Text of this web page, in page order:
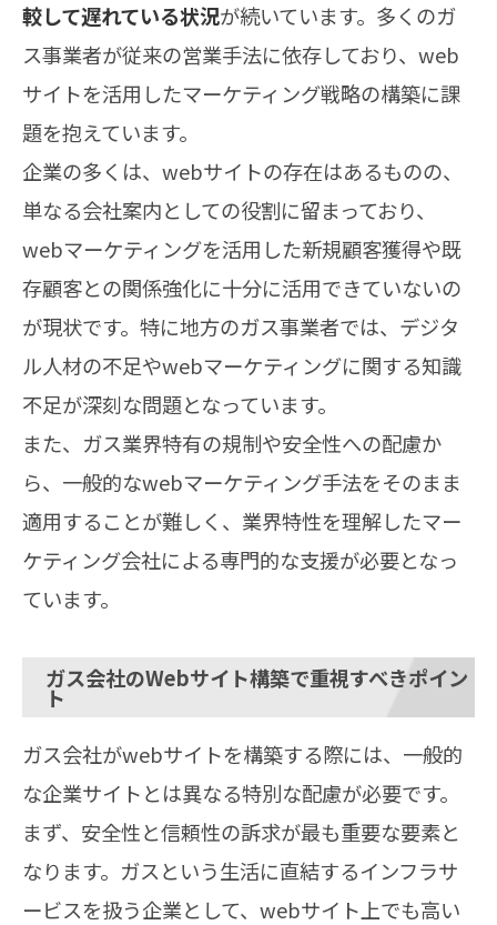
較して遅れている状況が続いています。多くのガ
ス事業者が従来の営業手法に依存しており、web
サイトを活用したマーケティング戦略の構築に課
題を抱えています。
企業の多くは、webサイトの存在はあるものの、
単なる会社案内としての役割に留まっており、
webマーケティングを活用した新規顧客獲得や既
存顧客との関係強化に十分に活用できていないの
が現状です。特に地方のガス事業者では、デジタ
ル人材の不足やwebマーケティングに関する知識
不足が深刻な問題となっています。
また、ガス業界特有の規制や安全性への配慮か
ら、一般的なwebマーケティング手法をそのまま
適用することが難しく、業界特性を理解したマー
ケティング会社による専門的な支援が必要となっ
ています。
ガス会社のWebサイト構築で重視すべきポイン
ト
ガス会社がwebサイトを構築する際には、一般的
な企業サイトとは異なる特別な配慮が必要です。
まず、安全性と信頼性の訴求が最も重要な要素と
なります。ガスという生活に直結するインフラサ
ービスを扱う企業として、webサイト上でも高い